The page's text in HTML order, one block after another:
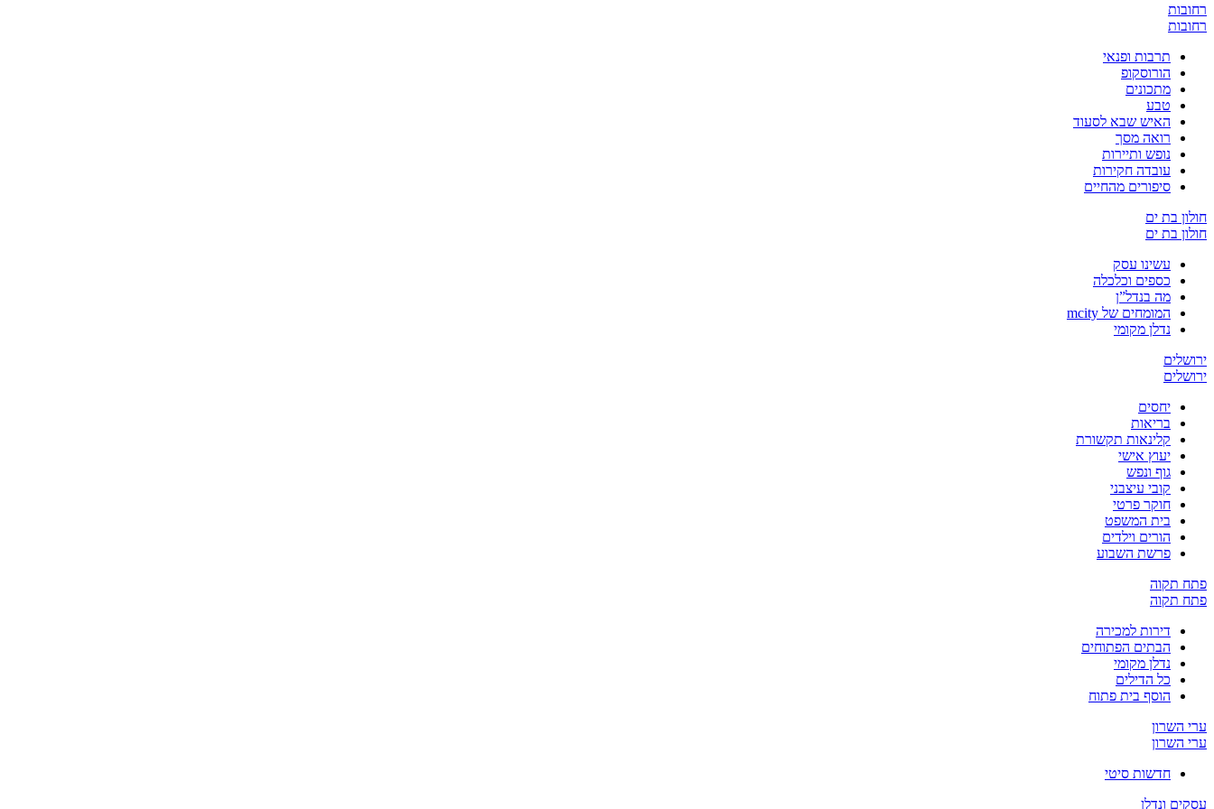
רחובות
רחובות
תרבות ופנאי
הורוסקופ
מתכונים
טבע
האיש שבא לסעוד
רואה מסך
נופש ותיירות
עובדה חקירות
סיפורים מהחיים
חולון בת ים
חולון בת ים
עשינו עסק
כספים וכלכלה
מה בנדל”ן
המומחים של mcity
נדלן מקומי
ירושלים
ירושלים
יחסים
בריאות
קלינאות תקשורת
יעוץ אישי
גוף ונפש
קובי עיצבני
חוקר פרטי
בית המשפט
הורים וילדים
פרשת השבוע
פתח תקוה
פתח תקוה
דירות למכירה
הבתים הפתוחים
נדלן מקומי
כל הדילים
הוסף בית פתוח
ערי השרון
ערי השרון
חדשות סיטי
עסקים ונדלן